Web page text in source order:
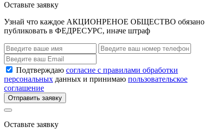
Оставьте заявку
Узнай что каждое АКЦИОНРЕНОЕ ОБЩЕСТВО обязано
публиковать в ФЕДРЕСУРС, иначе штраф
Подтверждаю согласие с правилами обработки
персональных данных и принимаю пользовательское
соглашение
Отправить заявку
Оставьте заявку